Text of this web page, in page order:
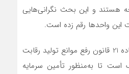
هستند و این بحث نگرانی‌هایی
این واحدها رقم زده است.
وی توضیح داد: مطابق ماده 21 قانون رفع موانع تولید رقابت
است تا به‌منظور تأمین سرمایه